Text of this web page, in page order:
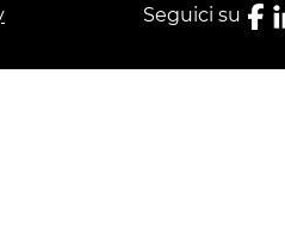
Seguici su